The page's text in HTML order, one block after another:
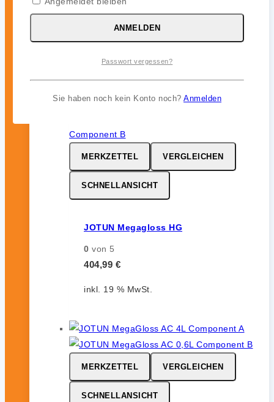
0von 5
MERKZETTEL VERGLEICHEN
SCHNELLANSICHT
JOTUN Megagloss HG
0 von 5
404,99 €
inkl. 19 % MwSt.
MERKZETTEL VERGLEICHEN
SCHNELLANSICHT
ANMELDEN
Passwort vergessen?
Sie haben noch kein Konto noch? Anmelden